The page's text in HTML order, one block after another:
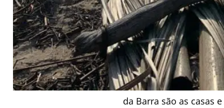
da Barra são as casas